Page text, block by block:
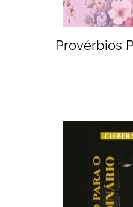
Provérbios